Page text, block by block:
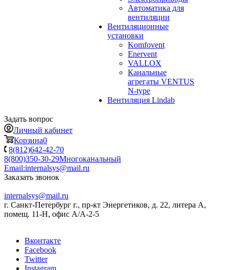
Автоматика для
вентиляции
Вентиляционные
установки
Komfovent
Enervent
VALLOX
Канальные
агрегаты VENTUS
N-type
Вентиляция Lindab
Задать вопрос
Личный кабинет
Корзина0
8(812)642-42-70
8(800)350-30-29Многоканальный
Email:internalsys@mail.ru
Заказать звонок
internalsys@mail.ru
г. Санкт-Петербург г., пр-кт Энергетиков, д. 22, литера А,
помещ. 11-Н, офис А/А-2-5
Вконтакте
Facebook
Twitter
Instagram